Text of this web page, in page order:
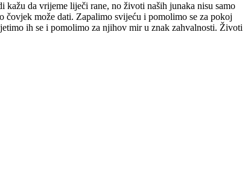
kažu da vrijeme liječi rane, no životi naših junaka nisu samo
čovjek može dati. Zapalimo svijeću i pomolimo se za pokoj
ih se i pomolimo za njihov mir u znak zahvalnosti. Životi